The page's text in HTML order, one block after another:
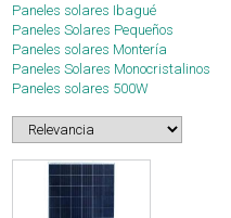
Paneles solares Ibagué
Paneles Solares Pequeños
Paneles solares Montería
Paneles Solares Monocristalinos
Paneles solares 500W